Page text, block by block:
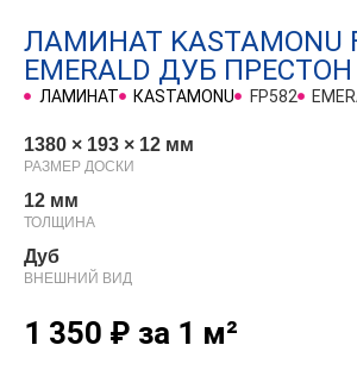
ЛАМИНАТ KASTAMONU
EMERALD ДУБ ПРЕСТОН
ЛАМИНАТ КASTAMONU FP582
1380 × 193 × 12 мм
РАЗМЕР ДОСКИ
12 мм
ТОЛЩИНА
Дуб
ВНЕШНИЙ ВИД
1 350 ₽ за 1 м²